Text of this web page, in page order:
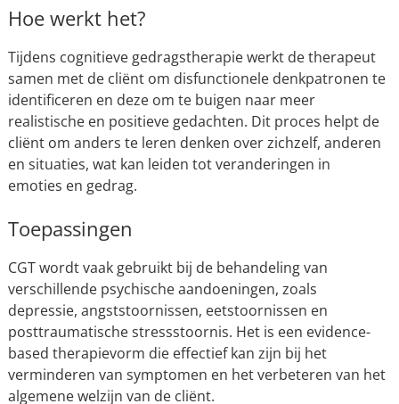
Hoe werkt het?
Tijdens cognitieve gedragstherapie werkt de therapeut
samen met de cliënt om disfunctionele denkpatronen te
identificeren en deze om te buigen naar meer
realistische en positieve gedachten. Dit proces helpt de
cliënt om anders te leren denken over zichzelf, anderen
en situaties, wat kan leiden tot veranderingen in
emoties en gedrag.
Toepassingen
CGT wordt vaak gebruikt bij de behandeling van
verschillende psychische aandoeningen, zoals
depressie, angststoornissen, eetstoornissen en
posttraumatische stressstoornis. Het is een evidence-
based therapievorm die effectief kan zijn bij het
verminderen van symptomen en het verbeteren van het
algemene welzijn van de cliënt.